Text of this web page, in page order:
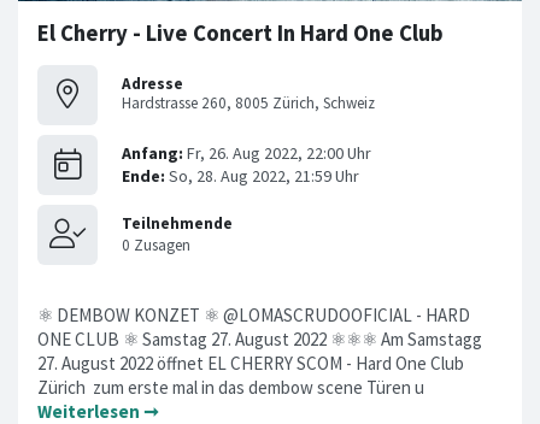
El Cherry - Live Concert In Hard One Club
Adresse
Hardstrasse 260, 8005 Zürich, Schweiz
⚛ DEMBOW KONZET ⚛ @LOMASCRUDOOFICIAL - HARD
ONE CLUB ⚛ Samstag 27. August 2022 ⚛⚛⚛ Am Samstagg
27. August 2022 öffnet EL CHERRY SCOM - Hard One Club
Zürich zum erste mal in das dembow scene Türen u
Weiterlesen ➞